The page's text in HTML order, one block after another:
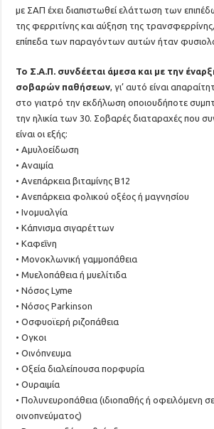
με ΣΑΠ έχει διαπιστωθεί ελάττωση των
της φερριτίνης και αύξηση της
επίπεδα των παραγόντων αυτών ήταν
Το Σ.Α.Π. συνδέεται άμεσα και με την
σοβαρών παθήσεων, γι’ αυτό είναι
στο γιατρό την εκδήλωση οποιουδήποτε
την ηλικία των 30. Σοβαρές διαταραχές που
είναι οι εξής:
• Αμυλοείδωση
• Αναιμία
• Ανεπάρκεια βιταμίνης Β12
• Ανεπάρκεια φολικού οξέος ή μαγνησίου
• Ινομυαλγία
• Κάπνισμα σιγαρέττων
• Καφεΐνη
• Μονοκλωνική γαμμοπάθεια
• Μυελοπάθεια ή μυελίτιδα
• Νόσος Lyme
• Νόσος Parkinson
• Οσφυοϊερή ριζοπάθεια
• Ογκοι
• Οινόπνευμα
• Οξεία διαλείπουσα πορφυρία
• Ουραιμία
• Πολυνευροπάθεια (ιδιοπαθής ή οφειλόμενη
οινοπνεύματος)